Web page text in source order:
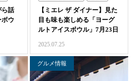
ら話
ウ
家族旅 食べる 体験する
【ミエレ ザ ダイナー】見た
目も味も楽しめる「ヨーグ
ルトアイスボウル」7月23日
2025.07.25
グルメ情報